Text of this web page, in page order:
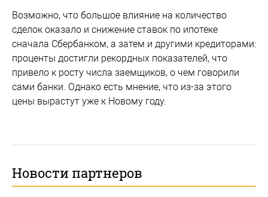
Возможно, что большое влияние на количество
сделок оказало и снижение ставок по ипотеке
сначала Сбербанком, а затем и другими кредиторами:
проценты достигли рекордных показателей, что
привело к росту числа заемщиков, о чем говорили
сами банки. Однако есть мнение, что из-за этого
цены вырастут уже к Новому году.
Новости партнеров